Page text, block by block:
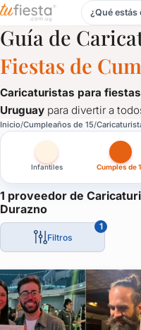
Caricaturistas para
¿Qué
Guía de
Fiestas de
Caricaturistas para
Uruguay para divertir a
Inicio Cumpleaños de 15
Infantiles Cumples de
1 proveedor de
Durazno
Filtros
1
Caricaturistas para
Caricaturistas para fiestas.